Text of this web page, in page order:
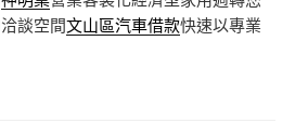
談空間文山區汽車借款快速以專業